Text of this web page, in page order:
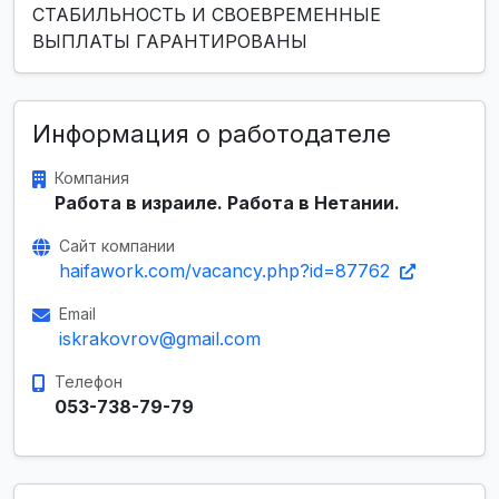
СТАБИЛЬНОСТЬ И СВОЕВРЕМЕННЫЕ
ВЫПЛАТЫ ГАРАНТИРОВАНЫ
Информация о работодателе
Компания
Работа в израиле. Работа в Нетании.
Сайт компании
haifawork.com/vacancy.php?id=87762
Email
iskrakovrov@gmail.com
Телефон
053-738-79-79